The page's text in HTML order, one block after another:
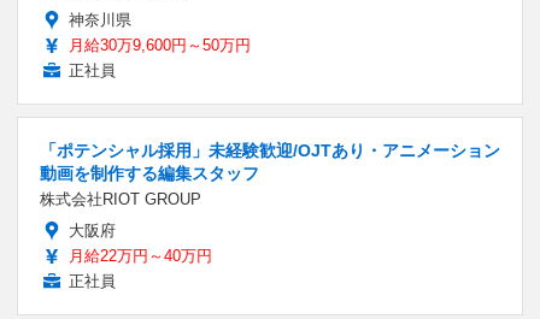
神奈川県
月給30万9,600円～50万円
正社員
「ポテンシャル採用」未経験歓迎/OJTあり・アニメーション
動画を制作する編集スタッフ
株式会社RIOT GROUP
大阪府
月給22万円～40万円
正社員